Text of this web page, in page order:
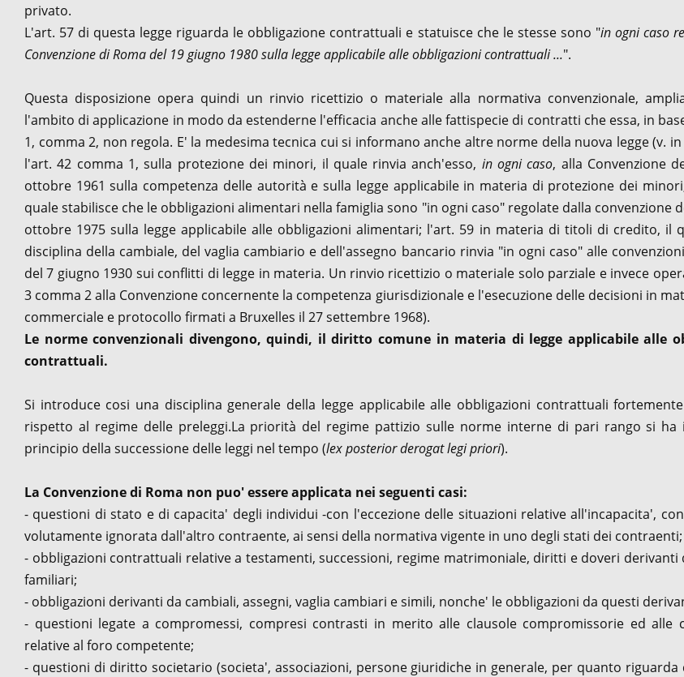
privato.
L'art. 57 di questa legge riguarda le obbligazione contrattuali e statuisce che le stesse sono "in ogni caso
Convenzione di Roma del 19 giugno 1980 sulla legge applicabile alle obbligazioni contrattuali ...".
Questa disposizione opera quindi un rinvio ricettizio o materiale alla normativa convenzionale,
l'ambito di applicazione in modo da estenderne l'efficacia anche alle fattispecie di contratti che essa, in
1, comma 2, non regola. E' la medesima tecnica cui si informano anche altre norme della nuova legge (v.
l'art. 42 comma 1, sulla protezione dei minori, il quale rinvia anch'esso, in ogni caso, alla Convenzione
ottobre 1961 sulla competenza delle autorità e sulla legge applicabile in materia di protezione dei
quale stabilisce che le obbligazioni alimentari nella famiglia sono "in ogni caso" regolate dalla convenzione
ottobre 1975 sulla legge applicabile alle obbligazioni alimentari; l'art. 59 in materia di titoli di credito, il
disciplina della cambiale, del vaglia cambiario e dell'assegno bancario rinvia "in ogni caso" alle
del 7 giugno 1930 sui conflitti di legge in materia. Un rinvio ricettizio o materiale solo parziale e invece
3 comma 2 alla Convenzione concernente la competenza giurisdizionale e l'esecuzione delle decisioni in
commerciale e protocollo firmati a Bruxelles il 27 settembre 1968).
Le norme convenzionali divengono, quindi, il diritto comune in materia di legge applicabile alle
contrattuali.
Si introduce cosi una disciplina generale della legge applicabile alle obbligazioni contrattuali
rispetto al regime delle preleggi.La priorità del regime pattizio sulle norme interne di pari rango si
principio della successione delle leggi nel tempo (lex posterior derogat legi priori).
La Convenzione di Roma non puo' essere applicata nei seguenti casi:
- questioni di stato e di capacita' degli individui -con l'eccezione delle situazioni relative all'incapacita',
volutamente ignorata dall'altro contraente, ai sensi della normativa vigente in uno degli stati dei contraenti;
- obbligazioni contrattuali relative a testamenti, successioni, regime matrimoniale, diritti e doveri
familiari;
- obbligazioni derivanti da cambiali, assegni, vaglia cambiari e simili, nonche' le obbligazioni da questi
- questioni legate a compromessi, compresi contrasti in merito alle clausole compromissorie ed alle
relative al foro competente;
- questioni di diritto societario (societa', associazioni, persone giuridiche in generale, per quanto riguarda